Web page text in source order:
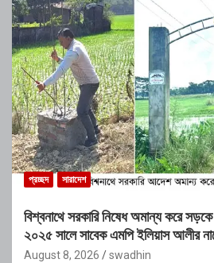
প্রচ্ছদ সারাদেশ
বিশ্বনাথে সরকারি নিষেধ অমান্য করে
২০২৫ সালে সাবেক এমপি ইলিয়াস আলীর
অভিযোগ
August 8, 2026 swadhin